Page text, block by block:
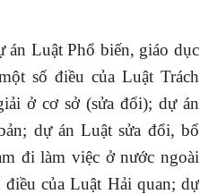
Luật Phổ biến, giáo dục
số điều của Luật Trách
ở cơ sở (sửa đổi); dự án
dự án Luật sửa đổi, bổ
đi làm việc ở nước ngoài
của Luật Hải quan; dự